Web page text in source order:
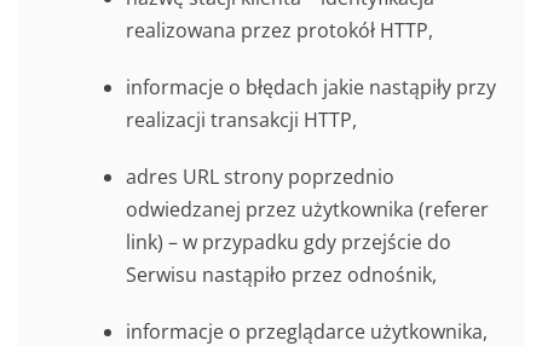
realizowana przez protokół HTTP,
informacje o błędach jakie nastąpiły przy
realizacji transakcji HTTP,
adres URL strony poprzednio
odwiedzanej przez użytkownika (referer
link) – w przypadku gdy przejście do
Serwisu nastąpiło przez odnośnik,
informacje o przeglądarce użytkownika,